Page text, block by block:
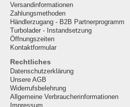
Versandinformationen
Zahlungsmethoden
Händlerzugang - B2B Partnerprogramm
Turbolader - Instandsetzung
Öffnungszeiten
Kontaktformular
Rechtliches
Datenschutzerklärung
Unsere AGB
Widerrufsbelehrung
Allgemeine Verbraucherinformationen
Impressum